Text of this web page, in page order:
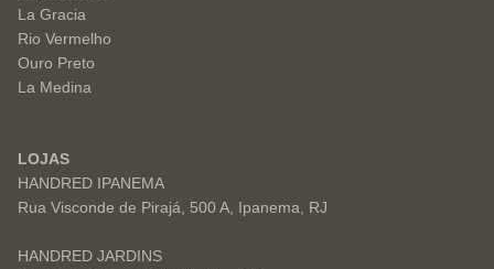
La Gracia
Rio Vermelho
Ouro Preto
La Medina
LOJAS
HANDRED IPANEMA
Rua Visconde de Pirajá, 500 A, Ipanema, RJ
HANDRED JARDINS